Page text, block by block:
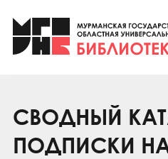
Клуб «Гиря и
Клуб «Семейный
Коллегам
Контакты
СВОДНЫЙ
ПОДПИСКИ